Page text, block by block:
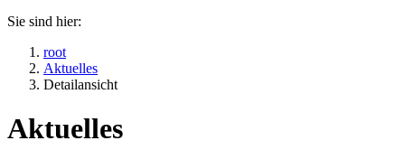
Sie sind hier:
root
Aktuelles
Detailansicht
Aktuelles